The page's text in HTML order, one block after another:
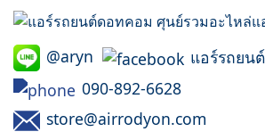
@aryn
แอร์รถยน
090-892-6628
store@airrodyon.com